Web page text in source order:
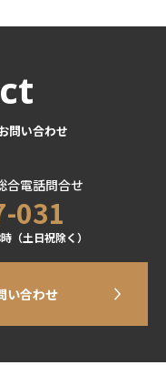
問い合わせ
合電話問合せ
031
（土日祝除く）
い合わせ